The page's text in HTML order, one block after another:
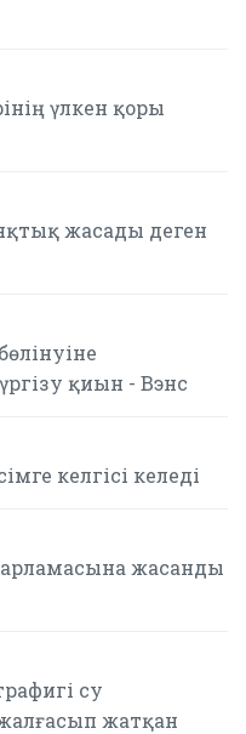
үлкен қоры
жасады деген
қиын - Вэнс
келгісі келеді
жасанды
су
жатқан